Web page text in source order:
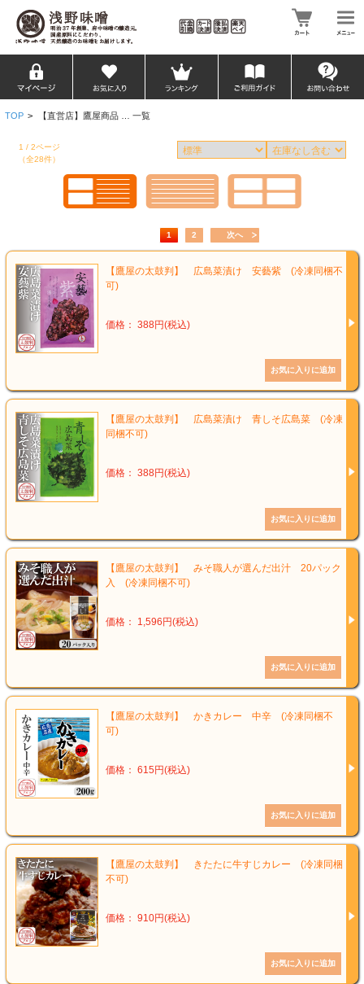
TOP > 【直営店】鷹屋商品 … 一覧
1 / 2ページ
（全28件）
1 2 次へ
【鷹屋の太鼓判】 広島菜漬け 安藝紫 (冷凍同梱不
可)
価格： 388円(税込)
【鷹屋の太鼓判】 広島菜漬け 青しそ広島菜 (冷凍
同梱不可)
価格： 388円(税込)
【鷹屋の太鼓判】 みそ職人が選んだ出汁 20パック
入 (冷凍同梱不可)
価格： 1,596円(税込)
【鷹屋の太鼓判】 かきカレー 中辛 (冷凍同梱不
可)
価格： 615円(税込)
【鷹屋の太鼓判】 きたたに牛すじカレー (冷凍同梱
不可)
価格： 910円(税込)